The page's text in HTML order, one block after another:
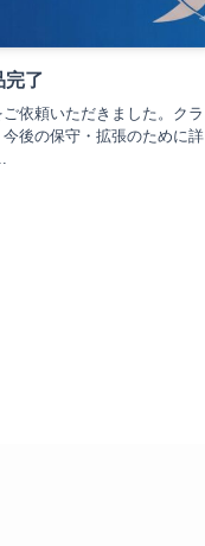
完了
依頼いただきました。クラ
後の保守・拡張のために詳